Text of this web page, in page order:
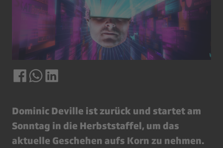
Dominic Deville ist zurück und startet am
Sonntag in die Herbststaffel, um das
aktuelle Geschehen aufs Korn zu nehmen.